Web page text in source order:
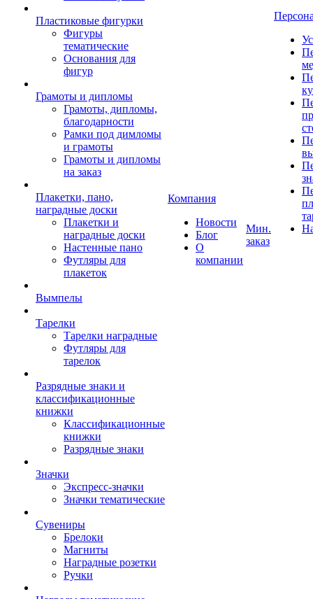
Пластиковые фигурки
Фигуры
тематические
Основания для
фигур
Грамоты и дипломы
Грамоты, дипломы,
благодарности
Рамки под димломы
и грамоты
Грамоты и дипломы
на заказ
Плакетки, пано,
наградные доски
Плакетки и
наградные доски
Настенные пано
Футляры для
плакеток
Вымпелы
Тарелки
Тарелки наградные
Футляры для
тарелок
Разрядные знаки и
классификационные
книжки
Классификационные
книжки
Разрядные знаки
Значки
Экспресс-значки
Значки тематические
Сувениры
Брелоки
Магниты
Наградные розетки
Ручки
Компания
Новости
Блог
О
компании
Мин.
заказ